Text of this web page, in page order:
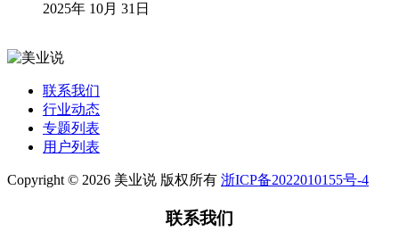
2025年 10月 31日
联系我们
行业动态
专题列表
用户列表
Copyright © 2026 美业说 版权所有 浙ICP备2022010155号-4
联系我们